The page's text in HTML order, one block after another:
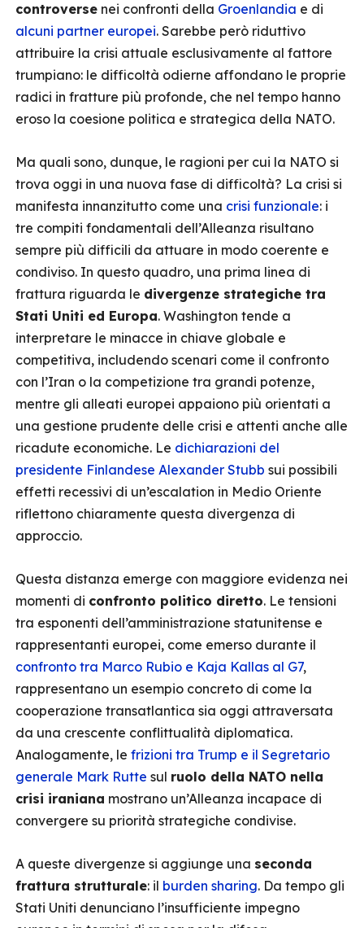
controverse nei confronti della Groenlandia e di
alcuni partner europei. Sarebbe però riduttivo
attribuire la crisi attuale esclusivamente al fattore
trumpiano: le difficoltà odierne affondano le proprie
radici in fratture più profonde, che nel tempo hanno
eroso la coesione politica e strategica della NATO.
Ma quali sono, dunque, le ragioni per cui la NATO si
trova oggi in una nuova fase di difficoltà? La crisi si
manifesta innanzitutto come una crisi funzionale: i
tre compiti fondamentali dell’Alleanza risultano
sempre più difficili da attuare in modo coerente e
condiviso. In questo quadro, una prima linea di
frattura riguarda le divergenze strategiche tra
Stati Uniti ed Europa. Washington tende a
interpretare le minacce in chiave globale e
competitiva, includendo scenari come il confronto
con l’Iran o la competizione tra grandi potenze,
mentre gli alleati europei appaiono più orientati a
una gestione prudente delle crisi e attenti anche alle
ricadute economiche. Le dichiarazioni del
presidente Finlandese Alexander Stubb sui possibili
effetti recessivi di un’escalation in Medio Oriente
riflettono chiaramente questa divergenza di
approccio.
Questa distanza emerge con maggiore evidenza nei
momenti di confronto politico diretto. Le tensioni
tra esponenti dell’amministrazione statunitense e
rappresentanti europei, come emerso durante il
confronto tra Marco Rubio e Kaja Kallas al G7,
rappresentano un esempio concreto di come la
cooperazione transatlantica sia oggi attraversata
da una crescente conflittualità diplomatica.
Analogamente, le frizioni tra Trump e il Segretario
generale Mark Rutte sul ruolo della NATO nella
crisi iraniana mostrano un’Alleanza incapace di
convergere su priorità strategiche condivise.
A queste divergenze si aggiunge una seconda
frattura strutturale: il burden sharing. Da tempo gli
Stati Uniti denunciano l’insufficiente impegno